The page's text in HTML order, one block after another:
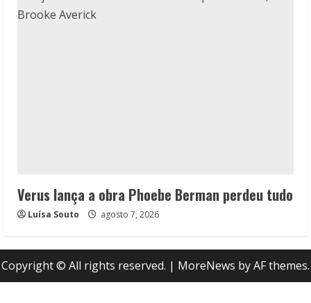
Verus lança a obra Phoebe Berman perdeu tudo
Luísa Souto agosto 7, 2026
Copyright © All rights reserved. | MoreNews by AF themes.